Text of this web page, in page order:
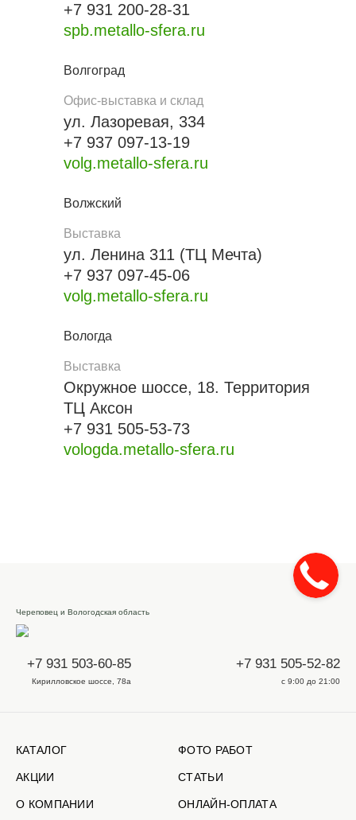
+7 931 200-28-31
spb.metallo-sfera.ru
Волгоград
Офис-выставка и склад
ул. Лазоревая, 334
+7 937 097-13-19
volg.metallo-sfera.ru
Волжский
Выставка
ул. Ленина 311 (ТЦ Мечта)
+7 937 097-45-06
volg.metallo-sfera.ru
Вологда
Выставка
Окружное шоссе, 18. Территория
ТЦ Аксон
+7 931 505-53-73
vologda.metallo-sfera.ru
Череповец и Вологодская область
+7 931 503-60-85
Кирилловское шоссе, 78а
+7 931 505-52-82
с 9:00 до 21:00
КАТАЛОГ
АКЦИИ
О КОМПАНИИ
ФОТО РАБОТ
СТАТЬИ
ОНЛАЙН-ОПЛАТА